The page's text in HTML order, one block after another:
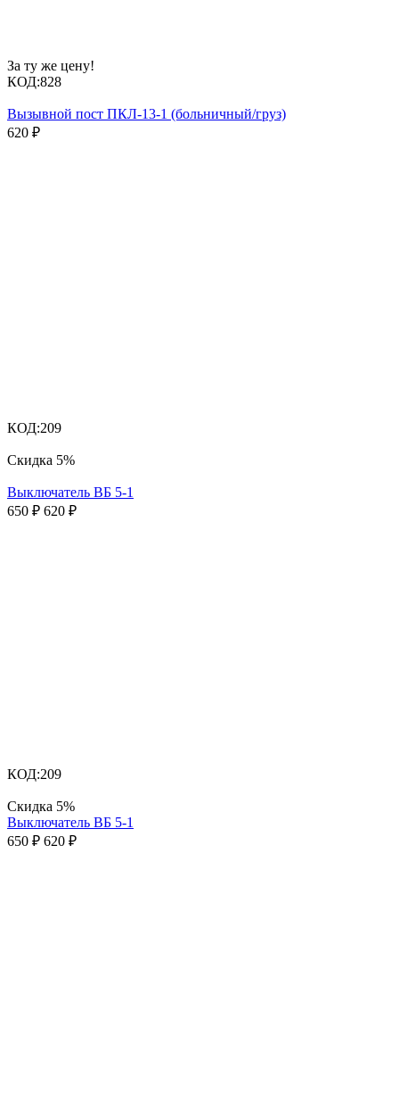
За ту же цену!
КОД:828
Вызывной пост ПКЛ-13-1 (больничный/груз)
620 ₽
КОД:209
Скидка 5%
Выключатель ВБ 5-1
650 ₽ 620 ₽
КОД:209
Скидка 5%
Выключатель ВБ 5-1
650 ₽ 620 ₽